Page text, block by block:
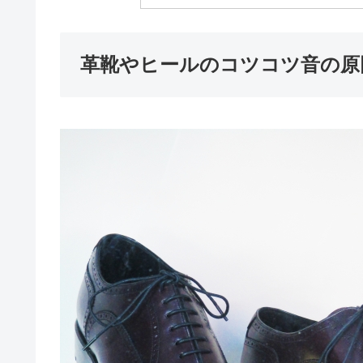
革靴やヒールのコツコツ音の